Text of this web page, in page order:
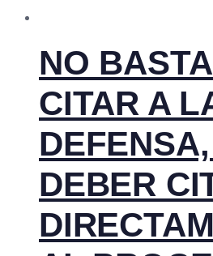
NO
CITAR A
DEBER